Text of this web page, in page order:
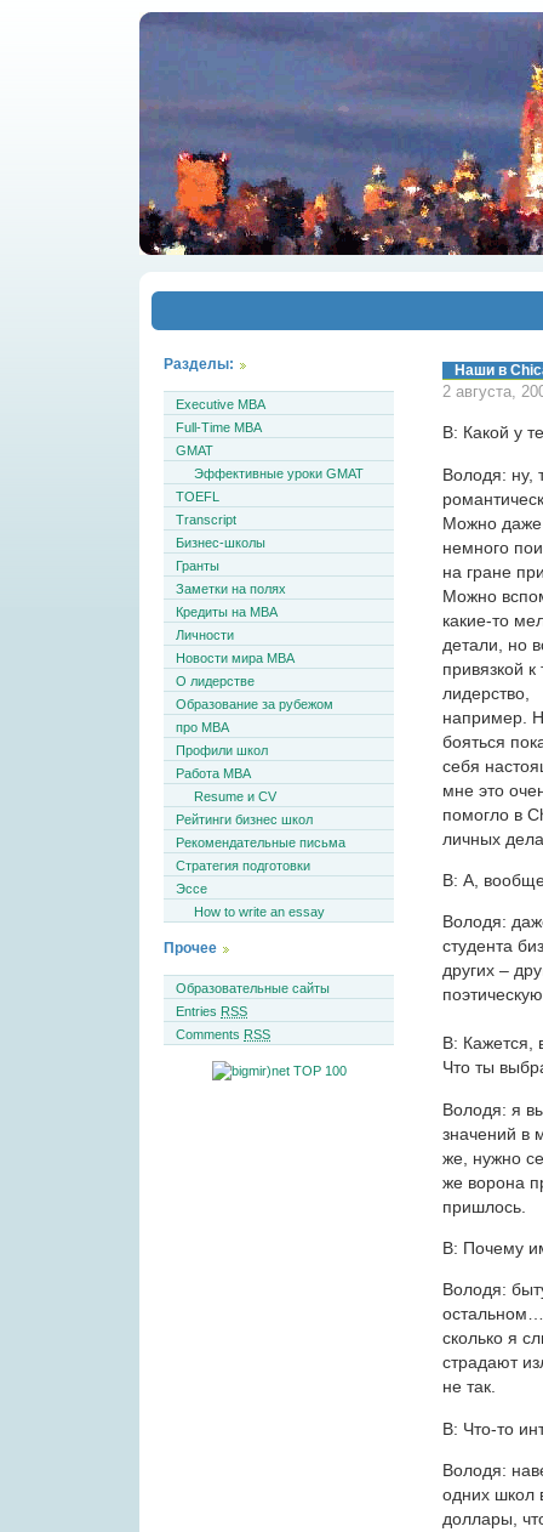
Наши в
2 августа,
В: Какой у
Володя: ну,
Можно даже
немного
на гране
Можно
какие-то
детали, но
привязкой
лидерство,
например.
бояться
себя
мне это
помогло в
личных
В: А,
Володя:
студента
других –
В: Кажется,
Что ты
Володя: я
значений в
же, нужно
же ворона
пришлось.
В: Почему
Володя:
сколько я
страдают
не так.
В: Что-то
Володя:
одних школ
доллары,
Разделы:
Executive MBA
Full-Time MBA
GMAT
Эффективные уроки GMAT
TOEFL
Transcript
Бизнес-школы
Гранты
Заметки на полях
Кредиты на MBA
Личности
Новости мира MBA
О лидерстве
Образование за рубежом
про MBA
Профили школ
Работа MBA
Resume и CV
Рейтинги бизнес школ
Рекомендательные письма
Стратегия подготовки
Эссе
How to write an essay
Прочее
Образовательные сайты
Entries RSS
Comments RSS